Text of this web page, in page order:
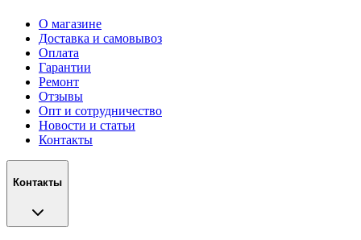
О магазине
Доставка и самовывоз
Оплата
Гарантии
Ремонт
Отзывы
Опт и сотрудничество
Новости и статьи
Контакты
Контакты